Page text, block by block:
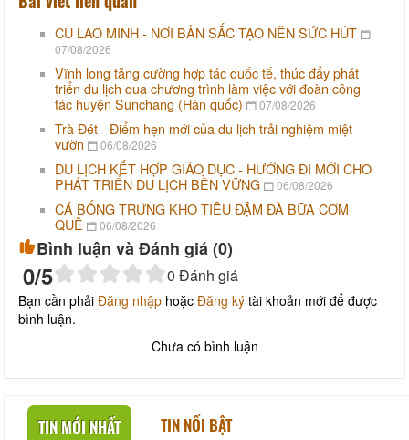
CÙ LAO MINH - NƠI BẢN SẮC TẠO NÊN SỨC HÚT
07/08/2026
Vĩnh long tăng cường hợp tác quốc tế, thúc đẩy phát
triển du lịch qua chương trình làm việc với đoàn công
tác huyện Sunchang (Hàn quốc)
07/08/2026
Trà Đét - Điểm hẹn mới của du lịch trải nghiệm miệt
vườn
06/08/2026
DU LỊCH KẾT HỢP GIÁO DỤC - HƯỚNG ĐI MỚI CHO
PHÁT TRIỂN DU LỊCH BỀN VỮNG
06/08/2026
CÁ BỐNG TRỨNG KHO TIÊU ĐẬM ĐÀ BỮA CƠM
QUÊ
06/08/2026
Bình luận và Đánh giá (0)
0/5 0 Đánh giá
Bạn cần phải Đăng nhập hoặc Đăng ký tài khoản mới để được
bình luận.
Chưa có bình luận
TIN MỚI NHẤT TIN NỔI BẬT